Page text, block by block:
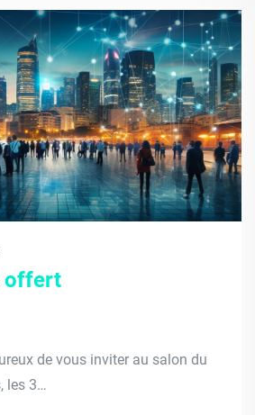
offert
de vous inviter au salon du
les 3…